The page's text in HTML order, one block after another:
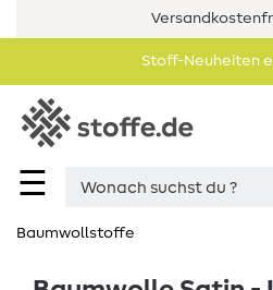
Stoff-Neuheiten
☰
Baumwollstoffe